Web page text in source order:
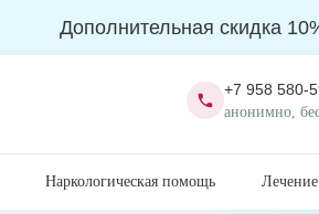
Дополнительная скидка
+7 958 580-
анонимно,
Наркологическая помощь